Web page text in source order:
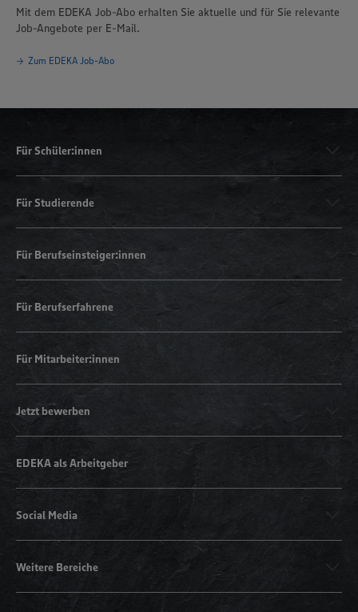
Mit dem EDEKA Job-Abo erhalten Sie aktuelle und für Sie relevante
Job-Angebote per E-Mail.
Zum EDEKA Job-Abo
Für Schüler:innen
Für Studierende
Für Berufseinsteiger:innen
Für Berufserfahrene
Für Mitarbeiter:innen
Jetzt bewerben
EDEKA als Arbeitgeber
Social Media
Weitere Bereiche